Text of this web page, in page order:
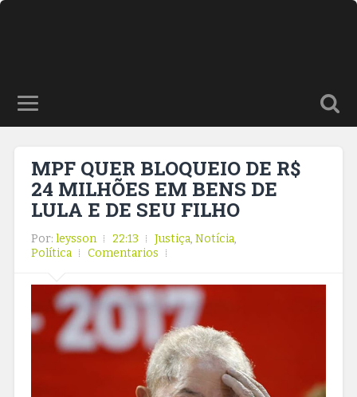
MPF QUER BLOQUEIO DE R$
24 MILHÕES EM BENS DE
LULA E DE SEU FILHO
Por: leysson 22:13 Justiça, Notícia,
Política
Comentarios